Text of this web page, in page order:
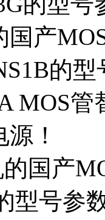
国产
的
MOS
！
国产
型号参